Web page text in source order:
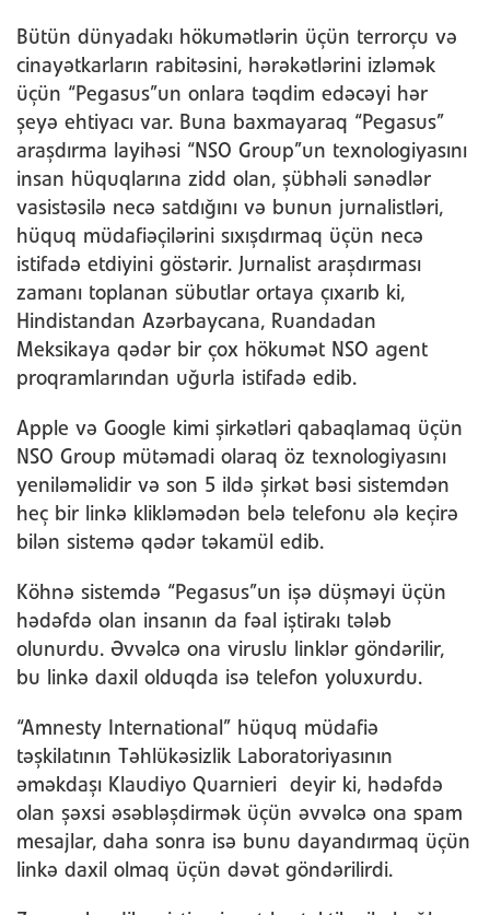
Bütün dünyadakı hökumətlərin üçün terrorçu və
cinayətkarların rabitəsini, hərəkətlərini izləmək
üçün “Pegasus”un onlara təqdim edəcəyi hər
şeyə ehtiyacı var. Buna baxmayaraq “Pegasus”
araşdırma layihəsi “NSO Group”un texnologiyasını
insan hüquqlarına zidd olan, şübhəli sənədlər
vasistəsilə necə satdığını və bunun jurnalistləri,
hüquq müdafiəçilərini sıxışdırmaq üçün necə
istifadə etdiyini göstərir. Jurnalist araşdırması
zamanı toplanan sübutlar ortaya çıxarıb ki,
Hindistandan Azərbaycana, Ruandadan
Meksikaya qədər bir çox hökumət NSO agent
proqramlarından uğurla istifadə edib.
Apple və Google kimi şirkətləri qabaqlamaq üçün
NSO Group mütəmadi olaraq öz texnologiyasını
yeniləməlidir və son 5 ildə şirkət bəsi sistemdən
heç bir linkə klikləmədən belə telefonu ələ keçirə
bilən sistemə qədər təkamül edib.
Köhnə sistemdə “Pegasus”un işə düşməyi üçün
hədəfdə olan insanın da fəal iştirakı tələb
olunurdu. Əvvəlcə ona viruslu linklər göndərilir,
bu linkə daxil olduqda isə telefon yoluxurdu.
“Amnesty International” hüquq müdafiə
təşkilatının Təhlükəsizlik Laboratoriyasının
əməkdaşı Klaudiyo Quarnieri deyir ki, hədəfdə
olan şəxsi əsəbləşdirmək üçün əvvəlcə ona spam
mesajlar, daha sonra isə bunu dayandırmaq üçün
linkə daxil olmaq üçün dəvət göndərilirdi.